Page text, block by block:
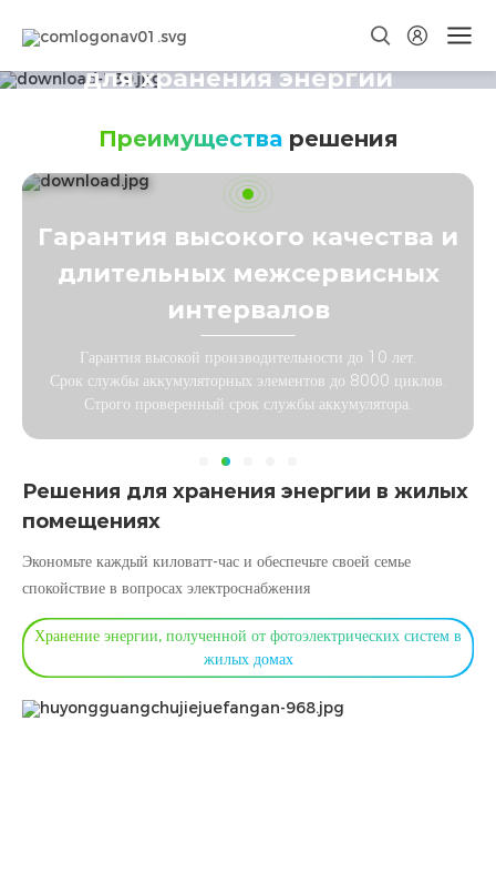
Интеллектуальные решения
для хранения энергии
Преимуществарешения
Гарантия высокого качества и
длительных межсервисных
интервалов
Гарантия высокой производительности до 10 лет.
Срок службы аккумуляторных элементов до 8000 циклов.
Строго проверенный срок службы аккумулятора.
Решения для хранения энергии в жилых
помещениях
Экономьте каждый киловатт-час и обеспечьте своей семье
спокойствие в вопросах электроснабжения
Хранение энергии, полученной от фотоэлектрических систем в
жилых домах